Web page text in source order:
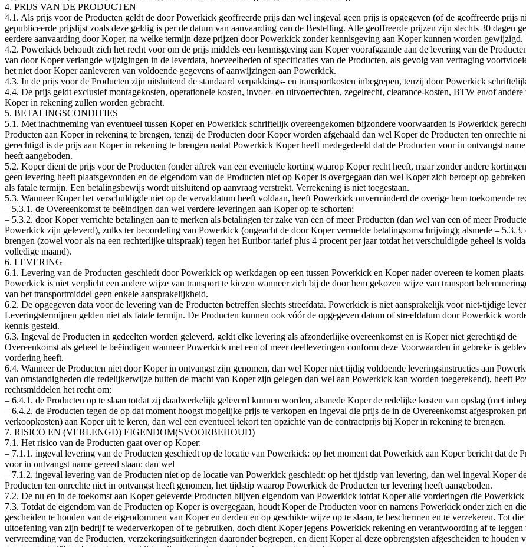
4. PRIJS VAN DE PRODUCTEN
4.1. Als prijs voor de Producten geldt de door Powerkick geoffreerde prijs dan wel ingeval geen prijs is opgegeven (of de geoffreerde prijs
gepubliceerde prijslijst zoals deze geldig is per de datum van aanvaarding van de Bestelling. Alle geoffreerde prijzen zijn slechts 30 dagen
eerdere aanvaarding door Koper, na welke termijn deze prijzen door Powerkick zonder kennisgeving aan Koper kunnen worden gewijzigd.
4.2. Powerkick behoudt zich het recht voor om de prijs middels een kennisgeving aan Koper voorafgaande aan de levering van de
van door Koper verlangde wijzigingen in de leverdata, hoeveelheden of specificaties van de Producten, als gevolg van vertraging
het niet door Koper aanleveren van voldoende gegevens of aanwijzingen aan Powerkick.
4.3. In de prijs voor de Producten zijn uitsluitend de standaard verpakkings- en transportkosten inbegrepen, tenzij door Powerkick
4.4. De prijs geldt exclusief montagekosten, operationele kosten, invoer- en uitvoerrechten, zegelrecht, clearance-kosten, BTW en/of
Koper in rekening zullen worden gebracht.
5. BETALINGSCONDITIES
5.1. Met inachtneming van eventueel tussen Koper en Powerkick schriftelijk overeengekomen bijzondere voorwaarden is Powerkick
Producten aan Koper in rekening te brengen, tenzij de Producten door Koper worden afgehaald dan wel Koper de Producten ten
gerechtigd is de prijs aan Koper in rekening te brengen nadat Powerkick Koper heeft medegedeeld dat de Producten voor in ontvangst
heeft aangeboden.
5.2. Koper dient de prijs voor de Producten (onder aftrek van een eventuele korting waarop Koper recht heeft, maar zonder andere
geen levering heeft plaatsgevonden en de eigendom van de Producten niet op Koper is overgegaan dan wel Koper zich beroept op
als fatale termijn. Een betalingsbewijs wordt uitsluitend op aanvraag verstrekt. Verrekening is niet toegestaan.
5.3. Wanneer Koper het verschuldigde niet op de vervaldatum heeft voldaan, heeft Powerkick onverminderd de overige hem toekomende
– 5.3.1. de Overeenkomst te beëindigen dan wel verdere leveringen aan Koper op te schorten;
– 5.3.2. door Koper verrichte betalingen aan te merken als betalingen ter zake van een of meer Producten (dan wel van een of meer
Powerkick zijn geleverd), zulks ter beoordeling van Powerkick (ongeacht de door Koper vermelde betalingsomschrijving); alsmede –
brengen (zowel voor als na een rechterlijke uitspraak) tegen het Euribor-tarief plus 4 procent per jaar totdat het verschuldigde geheel is
volledige maand).
6. LEVERING
6.1. Levering van de Producten geschiedt door Powerkick op werkdagen op een tussen Powerkick en Koper nader overeen te komen
Powerkick is niet verplicht een andere wijze van transport te kiezen wanneer zich bij de door hem gekozen wijze van transport
van het transportmiddel geen enkele aansprakelijkheid.
6.2. De opgegeven data voor de levering van de Producten betreffen slechts streefdata. Powerkick is niet aansprakelijk voor niet-tijdige
Leveringstermijnen gelden niet als fatale termijn. De Producten kunnen ook vóór de opgegeven datum of streefdatum door Powerkick
kennis gesteld.
6.3. Ingeval de Producten in gedeelten worden geleverd, geldt elke levering als afzonderlijke overeenkomst en is Koper niet gerechtigd de
Overeenkomst als geheel te beëindigen wanneer Powerkick met een of meer deelleveringen conform deze Voorwaarden in gebreke is
vordering heeft.
6.4. Wanneer de Producten niet door Koper in ontvangst zijn genomen, dan wel Koper niet tijdig voldoende leveringsinstructies aan
van omstandigheden die redelijkerwijze buiten de macht van Koper zijn gelegen dan wel aan Powerkick kan worden toegerekend), heeft
rechtsmiddelen het recht om:
– 6.4.1. de Producten op te slaan totdat zij daadwerkelijk geleverd kunnen worden, alsmede Koper de redelijke kosten van opslag (met
– 6.4.2. de Producten tegen de op dat moment hoogst mogelijke prijs te verkopen en ingeval die prijs de in de Overeenkomst afgesproken
verkoopkosten) aan Koper uit te keren, dan wel een eventueel tekort ten opzichte van de contractprijs bij Koper in rekening te brengen.
7. RISICO EN (VERLENGD) EIGENDOM(SVOORBEHOUD)
7.1. Het risico van de Producten gaat over op Koper:
– 7.1.1. ingeval levering van de Producten geschiedt op de locatie van Powerkick: op het moment dat Powerkick aan Koper bericht dat de
voor in ontvangst name gereed staan; dan wel
– 7.1.2. ingeval levering van de Producten niet op de locatie van Powerkick geschiedt: op het tijdstip van levering, dan wel ingeval Koper
Producten ten onrechte niet in ontvangst heeft genomen, het tijdstip waarop Powerkick de Producten ter levering heeft aangeboden.
7.2. De nu en in de toekomst aan Koper geleverde Producten blijven eigendom van Powerkick totdat Koper alle vorderingen die
7.3. Totdat de eigendom van de Producten op Koper is overgegaan, houdt Koper de Producten voor en namens Powerkick onder zich en
gescheiden te houden van de eigendommen van Koper en derden en op geschikte wijze op te slaan, te beschermen en te verzekeren. Tot
uitoefening van zijn bedrijf te wederverkopen of te gebruiken, doch dient Koper jegens Powerkick rekening en verantwoording af te
vervreemding van de Producten, verzekeringsuitkeringen daaronder begrepen, en dient Koper al deze opbrengsten afgescheiden te